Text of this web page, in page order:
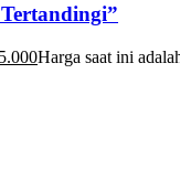
Harga saat ini